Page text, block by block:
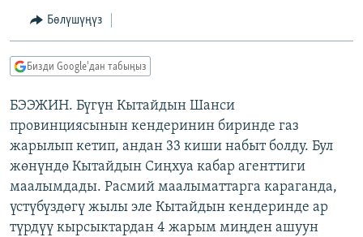
МАДАНИЯТ
ТВ ПРОГРАММАЛАР
ЭКСПЕРТТЕР ТАЛДАЙТ
БИЗ ЖАНА ДҮЙНӨ
ЭЖЕ-СИҢДИЛЕР
АЗАТТЫК+
ЫҢГАЙСЫЗ СУРООЛОР
ӨЗГӨЧӨ ПИКИР
Русский
ОНЛАЙН ШЕРИНЕ
Бөлүшүңүз
Бизди Google'дан табыңыз
БЭЭЖИН. Бүгүн Кытайдын Шанси
провинциясынын кендеринин биринде газ
жарылып кетип, андан 33 киши набыт болду. Бул
жөнүндө Кытайдын Сиңхуа кабар агенттиги
маалымдады. Расмий маалыматтарга караганда,
үстүбүздөгү жылы эле Кытайдын кендеринде ар
түрдүү кырсыктардан 4 жарым миңден ашуун